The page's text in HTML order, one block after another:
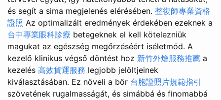
és segít a sima megjelenés elérésében. 整復師專業資格
證照 Az optimalizált eredmények érdekében ezeknek a
台中專業眼科診療 betegeknek el kell kötelezniük
magukat az egészség megőrzéséért iséletmód. A
kezelő klinikus végső döntést hoz 新竹外燴服務推薦 a
kezelés 高效貨運服務 legjobb jelöltjeinek
kiválasztásában. Ez növeli a bőr 台胞證照片規範指引
szövetének rugalmasságát, és simábbá és finomabbá